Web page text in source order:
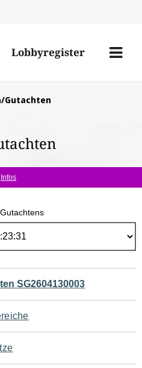
Lobbyregister
Menü
Gutachten
Infos
SG2604130003